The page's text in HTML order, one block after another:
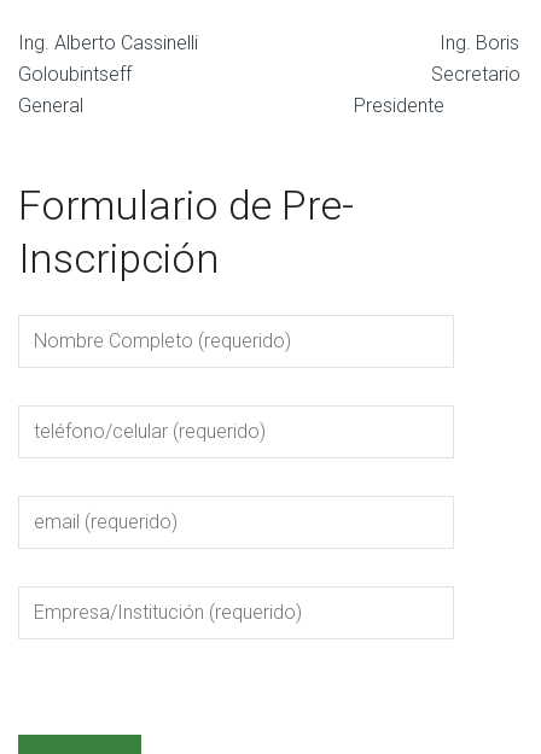
Ing. Alberto Cassinelli Ing. Boris
Goloubintseff Secretario
General Presidente
Formulario de Pre-
Inscripción